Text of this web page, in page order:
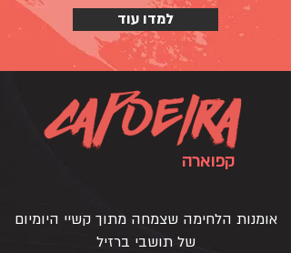
למדו עוד
קפוארה
אומנות הלחימה שצמחה מתוך קשיי היומיום
של תושבי ברזיל